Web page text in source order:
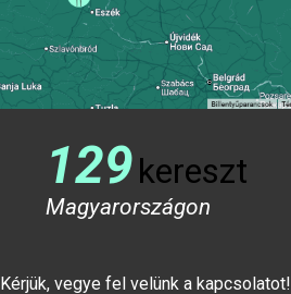
129kereszt
Magyarországon
Kérjük, vegye fel velünk a kapcsolatot!